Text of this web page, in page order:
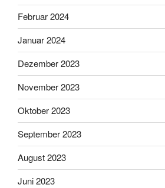
Februar 2024
Januar 2024
Dezember 2023
November 2023
Oktober 2023
September 2023
August 2023
Juni 2023